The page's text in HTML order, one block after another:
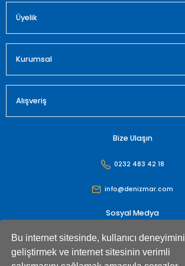
Bu internet sitesinde, kullanıcı deneyimini
geliştirmek ve internet sitesinin verimli
Üyelik
Kurumsal
Alışveriş
Bize Ulaşın
0232 483 42 18
info@denizmar.com
Sosyal Medya